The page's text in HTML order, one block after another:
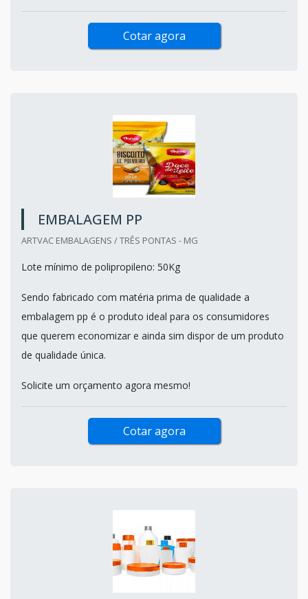
Cotar agora
EMBALAGEM PP
ARTVAC EMBALAGENS / TRÊS PONTAS - MG
Lote mínimo de polipropileno: 50Kg
Sendo fabricado com matéria prima de qualidade a
embalagem pp é o produto ideal para os consumidores
que querem economizar e ainda sim dispor de um produto
de qualidade única.
Solicite um orçamento agora mesmo!
Cotar agora